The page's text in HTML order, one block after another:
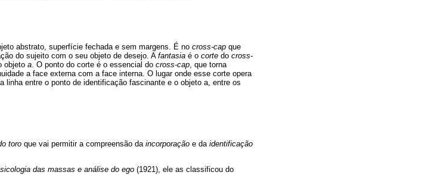
abstrato, superfície fechada e sem margens. É no cross-cap que
do sujeito com o seu objeto de desejo. A fantasia é o corte do cross-
objeto a. O ponto do corte é o essencial do cross-cap, que torna
a face externa com a face interna. O lugar onde esse corte opera
linha entre o ponto de identificação fascinante e o objeto a, entre os
toro que vai permitir a compreensão da incorporação e da identificação
das massas e análise do ego (1921), ele as classificou do